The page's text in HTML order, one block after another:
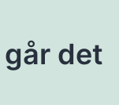
det